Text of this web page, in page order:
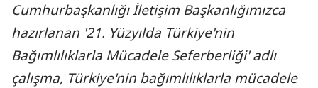
Cumhurbaşkanlığı İletişim Başkanlığımızca
hazırlanan '21. Yüzyılda Türkiye'nin
Bağımlılıklarla Mücadele Seferberliği' adlı
çalışma, Türkiye'nin bağımlılıklarla mücadele